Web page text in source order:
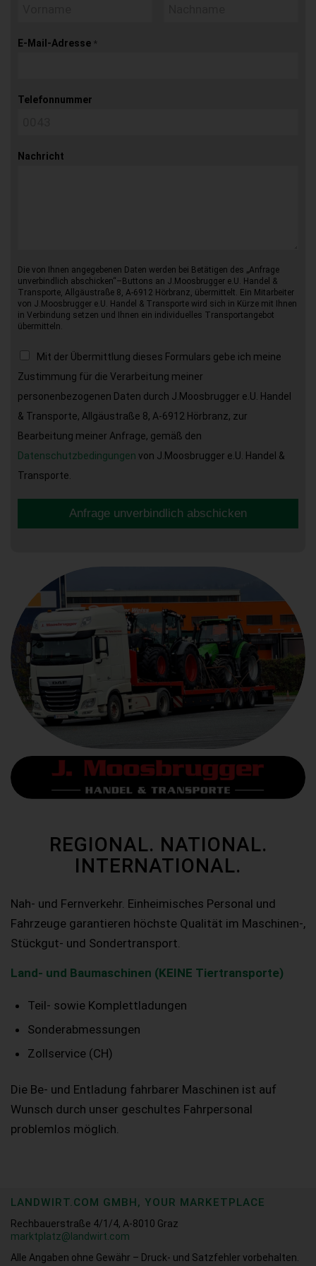
E-Mail-Adresse *
Telefonnummer
Nachricht
Die von Ihnen angegebenen Daten werden bei Betätigen des „Anfrage
unverbindlich abschicken“–Buttons an J.Moosbrugger e.U. Handel &
Transporte, Allgäustraße 8, A-6912 Hörbranz, übermittelt. Ein Mitarbeiter
von J.Moosbrugger e.U. Handel & Transporte wird sich in Kürze mit Ihnen
in Verbindung setzen und Ihnen ein individuelles Transportangebot
übermitteln.
Mit der Übermittlung dieses Formulars gebe ich meine
Zustimmung für die Verarbeitung meiner
personenbezogenen Daten durch J.Moosbrugger e.U. Handel
& Transporte, Allgäustraße 8, A-6912 Hörbranz, zur
Bearbeitung meiner Anfrage, gemäß den
Datenschutzbedingungen von J.Moosbrugger e.U. Handel &
Transporte.
Anfrage unverbindlich abschicken
REGIONAL. NATIONAL.
INTERNATIONAL.
Nah- und Fernverkehr. Einheimisches Personal und
Fahrzeuge garantieren höchste Qualität im Maschinen-,
Stückgut- und Sondertransport.
Land- und Baumaschinen (KEINE Tiertransporte)
Teil- sowie Komplettladungen
Sonderabmessungen
Zollservice (CH)
Die Be- und Entladung fahrbarer Maschinen ist auf
Wunsch durch unser geschultes Fahrpersonal
problemlos möglich.
LANDWIRT.COM GMBH, YOUR MARKETPLACE
Rechbauerstraße 4/1/4, A-8010 Graz
marktplatz@landwirt.com
Alle Angaben ohne Gewähr – Druck- und Satzfehler vorbehalten.